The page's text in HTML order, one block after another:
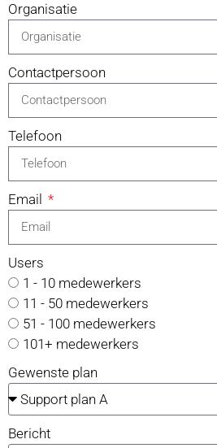
Organisatie
Contactpersoon
Telefoon
Email
Users
1 - 10 medewerkers
11 - 50 medewerkers
51 - 100 medewerkers
101+ medewerkers
Gewenste plan
Bericht